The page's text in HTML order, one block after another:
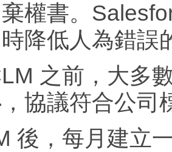
權書。
降低人為錯誤
之前，大多
協議符合公司
後，每月建立